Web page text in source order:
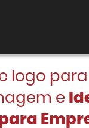
logo para
e